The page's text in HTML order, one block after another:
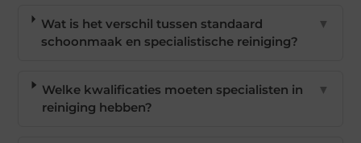
Wat is het verschil tussen standaard
schoonmaak en specialistische reiniging?
▼
Welke kwalificaties moeten specialisten in
reiniging hebben?
▼